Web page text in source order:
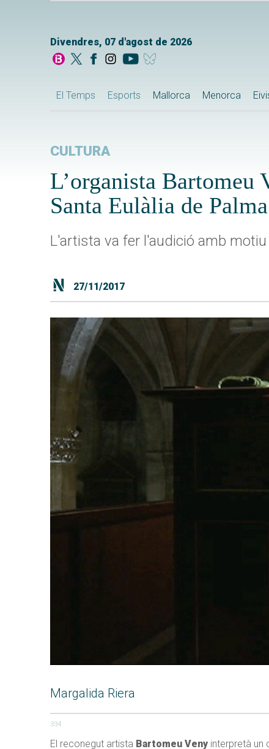
Divendres, 07 d'agost de 2026
El Temps Esports Mallorca Menorca
CULTURA
L’organista Bartomeu
Santa Eulàlia de Palma
L'artista va fer l'audició amb
27/11/2017
Margalida Riera
334
El reconegut artista Bartomeu Veny interpretà un